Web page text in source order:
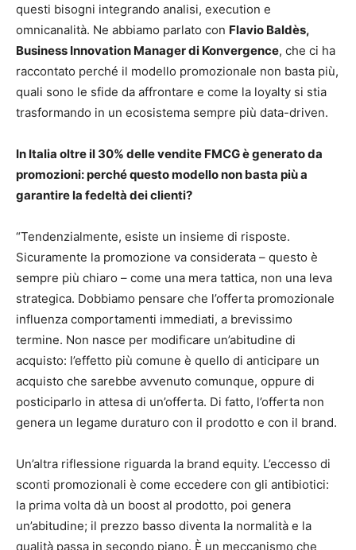
questi bisogni integrando analisi, execution e
omnicanalità. Ne abbiamo parlato con Flavio Baldès,
Business Innovation Manager di Konvergence, che ci ha
raccontato perché il modello promozionale non basta più,
quali sono le sfide da affrontare e come la loyalty si stia
trasformando in un ecosistema sempre più data-driven.
In Italia oltre il 30% delle vendite FMCG è generato da
promozioni: perché questo modello non basta più a
garantire la fedeltà dei clienti?
“Tendenzialmente, esiste un insieme di risposte.
Sicuramente la promozione va considerata – questo è
sempre più chiaro – come una mera tattica, non una leva
strategica. Dobbiamo pensare che l’offerta promozionale
influenza comportamenti immediati, a brevissimo
termine. Non nasce per modificare un’abitudine di
acquisto: l’effetto più comune è quello di anticipare un
acquisto che sarebbe avvenuto comunque, oppure di
posticiparlo in attesa di un’offerta. Di fatto, l’offerta non
genera un legame duraturo con il prodotto e con il brand.
Un’altra riflessione riguarda la brand equity. L’eccesso di
sconti promozionali è come eccedere con gli antibiotici:
la prima volta dà un boost al prodotto, poi genera
un’abitudine; il prezzo basso diventa la normalità e la
qualità passa in secondo piano. È un meccanismo che